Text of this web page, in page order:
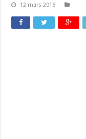
12 mars 2016